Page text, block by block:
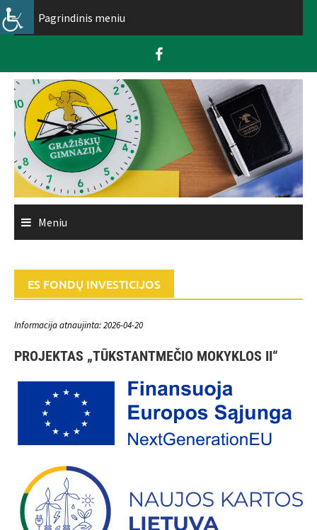
Skip
to
Pagrindinis meniu
Meniu
ES FONDŲ INVESTICIJOS
Informacija atnaujinta: 2026-04-20
PROJEKTAS „TŪKSTANTMEČIO MOKYKLOS II“